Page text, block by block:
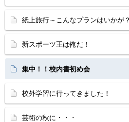
紙上旅行～こんなプランはいか
新スポーツ王は俺だ！
集中！！校内書初め会
校外学習に行ってきました！
芸術の秋に・・・